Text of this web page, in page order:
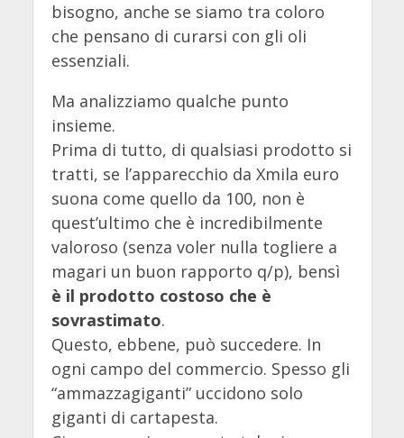
bisogno, anche se siamo tra coloro
che pensano di curarsi con gli oli
essenziali.
Ma analizziamo qualche punto
insieme.
Prima di tutto, di qualsiasi prodotto si
tratti, se l’apparecchio da Xmila euro
suona come quello da 100, non è
quest’ultimo che è incredibilmente
valoroso (senza voler nulla togliere a
magari un buon rapporto q/p), bensì
è il prodotto costoso che è
sovrastimato.
Questo, ebbene, può succedere. In
ogni campo del commercio. Spesso gli
“ammazzagiganti” uccidono solo
giganti di cartapesta.